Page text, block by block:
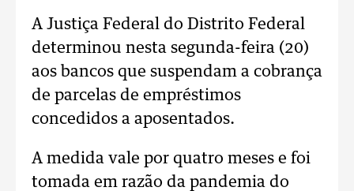
A Justiça Federal do Distrito Federal
determinou nesta segunda-feira (20)
aos bancos que suspendam a cobrança
de parcelas de empréstimos
concedidos a aposentados.
A medida vale por quatro meses e foi
tomada em razão da pandemia do